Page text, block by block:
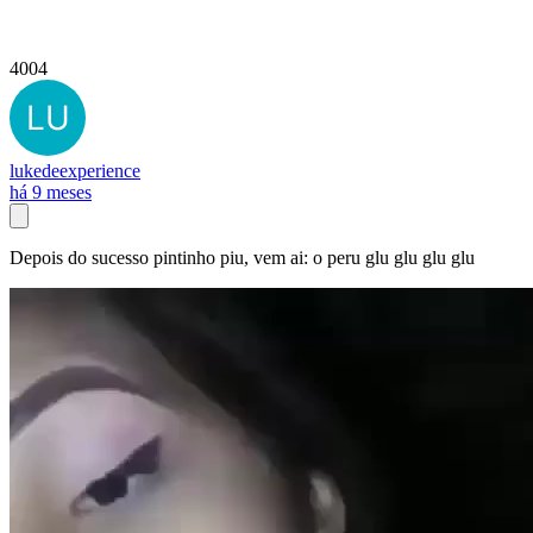
4004
lukedeexperience
há 9 meses
Depois do sucesso pintinho piu, vem ai: o peru glu glu glu glu